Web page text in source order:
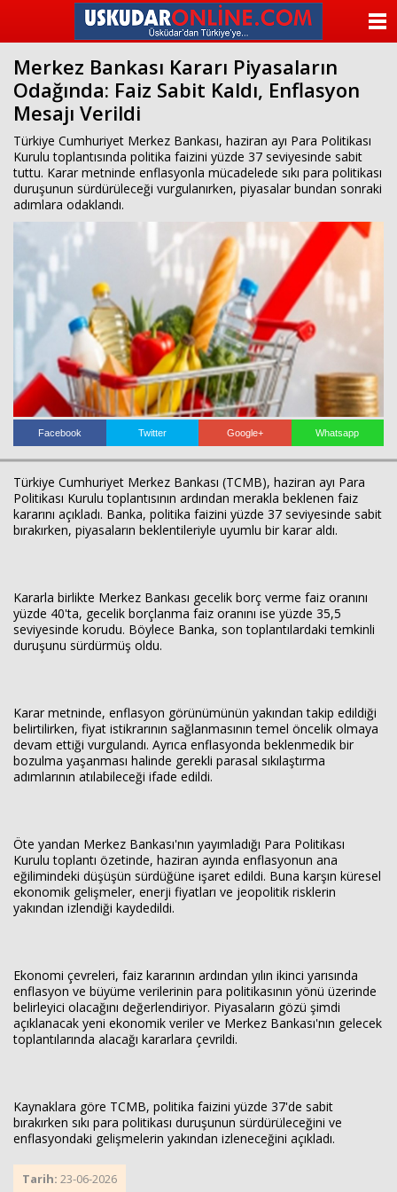
beylikdüzü
escort
beylikdüzü
escort
bayan
beylikdüzü
escort
bayan
escort
beylikdüzü
beylikdüzü
escort
Merkez Bankası Kararı Piyasaların
Odağında: Faiz Sabit Kaldı, Enflasyon
Mesajı Verildi
Türkiye Cumhuriyet Merkez Bankası, haziran ayı Para Politikası
Kurulu toplantısında politika faizini yüzde 37 seviyesinde sabit
tuttu. Karar metninde enflasyonla mücadelede sıkı para politikası
duruşunun sürdürüleceği vurgulanırken, piyasalar bundan sonraki
adımlara odaklandı.
Facebook Twitter Google+ Whatsapp
Türkiye Cumhuriyet Merkez Bankası (TCMB), haziran ayı Para
Politikası Kurulu toplantısının ardından merakla beklenen faiz
kararını açıkladı. Banka, politika faizini yüzde 37 seviyesinde sabit
bırakırken, piyasaların beklentileriyle uyumlu bir karar aldı.
Kararla birlikte Merkez Bankası gecelik borç verme faiz oranını
yüzde 40'ta, gecelik borçlanma faiz oranını ise yüzde 35,5
seviyesinde korudu. Böylece Banka, son toplantılardaki temkinli
duruşunu sürdürmüş oldu.
Karar metninde, enflasyon görünümünün yakından takip edildiği
belirtilirken, fiyat istikrarının sağlanmasının temel öncelik olmaya
devam ettiği vurgulandı. Ayrıca enflasyonda beklenmedik bir
bozulma yaşanması halinde gerekli parasal sıkılaştırma
adımlarının atılabileceği ifade edildi.
Öte yandan Merkez Bankası'nın yayımladığı Para Politikası
Kurulu toplantı özetinde, haziran ayında enflasyonun ana
eğilimindeki düşüşün sürdüğüne işaret edildi. Buna karşın küresel
ekonomik gelişmeler, enerji fiyatları ve jeopolitik risklerin
yakından izlendiği kaydedildi.
Ekonomi çevreleri, faiz kararının ardından yılın ikinci yarısında
enflasyon ve büyüme verilerinin para politikasının yönü üzerinde
belirleyici olacağını değerlendiriyor. Piyasaların gözü şimdi
açıklanacak yeni ekonomik veriler ve Merkez Bankası'nın gelecek
toplantılarında alacağı kararlara çevrildi.
Kaynaklara göre TCMB, politika faizini yüzde 37'de sabit
bırakırken sıkı para politikası duruşunun sürdürüleceğini ve
enflasyondaki gelişmelerin yakından izleneceğini açıkladı.
Tarih: 23-06-2026
ANASAYFA
KATEGORİLER
ANKETLER
FOTO GALERİ
VİDEO GALERİ
KÜNYE
İLETİŞİM
Haberin Doğru Adresi.